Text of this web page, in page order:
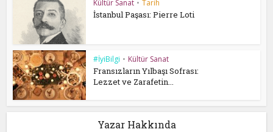
Kültür Sanat • Tarih
İstanbul Paşası: Pierre Loti
#İyiBilgi • Kültür Sanat
Fransızların Yılbaşı Sofrası:
Lezzet ve Zarafetin...
Yazar Hakkında